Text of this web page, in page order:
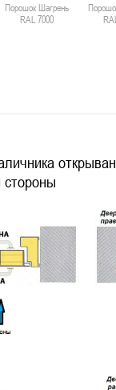
Порошок Шагрень
RAL 7000